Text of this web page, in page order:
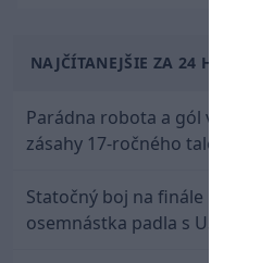
NAJČÍTANEJŠIE ZA 24 HODÍN
Parádna robota a gól v
zásahy 17-ročného talentu
Statočný boj na finále nestačil:
osemnástka padla s USA a